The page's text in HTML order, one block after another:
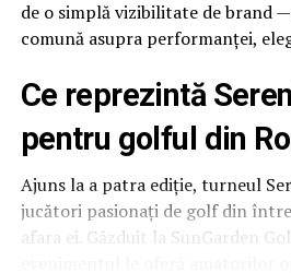
ARTICOLE PE ACEIASI TEMA:
Descoperă Excelența în
Acoperișuri cu ML Dachdecker
NU RATATI
Descoperă Excelența în
de o simplă vizibilitate de brand
comună asupra performanței,
Ce reprezintă
pentru golful din
Ajuns la a patra ediție, turneul
jucători pasionați de golf din
afara ei. Găzduit la SunGarden